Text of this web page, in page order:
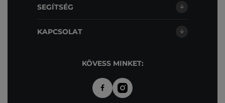
SEGÍTSÉG
KAPCSOLAT
KÖVESS MINKET: